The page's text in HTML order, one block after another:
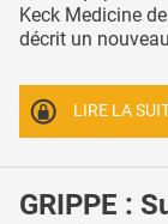
Keck Medicine
décrit un
LIRE LA
GRIPPE :